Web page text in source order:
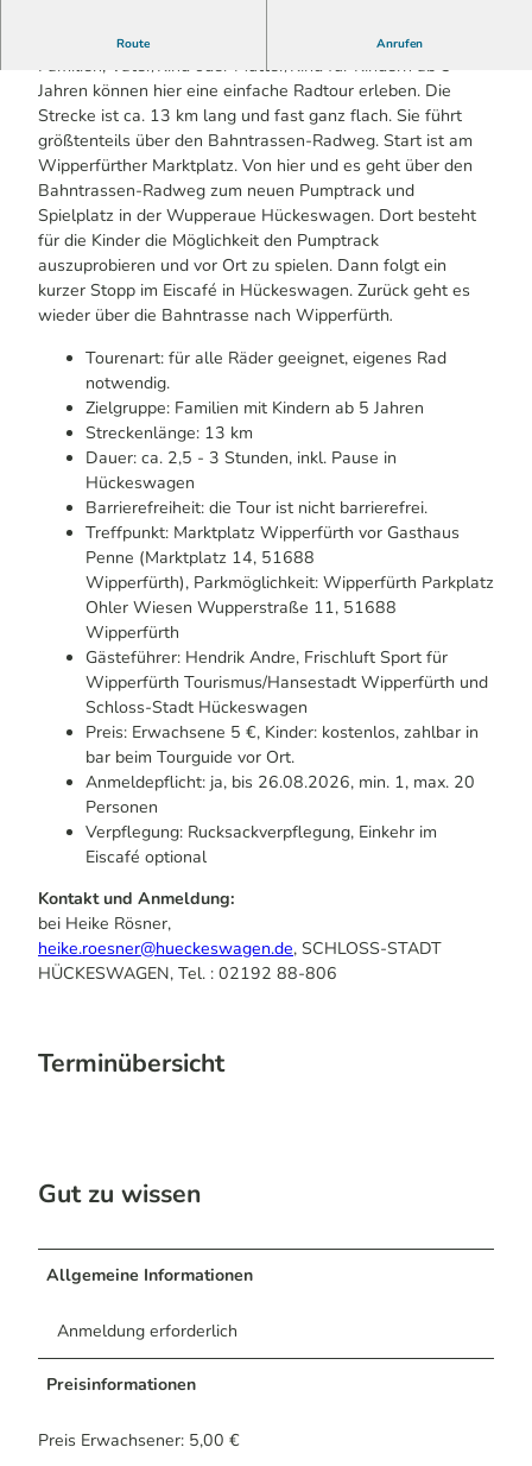
Route Anrufen
Geführte Tour im Rahmen der Bergischen Radwoche
Familien, Vater/Kind oder Mutter/Kind für Kindern ab 5
Jahren können hier eine einfache Radtour erleben. Die
Strecke ist ca. 13 km lang und fast ganz flach. Sie führt
größtenteils über den Bahntrassen-Radweg. Start ist am
Wipperfürther Marktplatz. Von hier und es geht über den
Bahntrassen-Radweg zum neuen Pumptrack und
Spielplatz in der Wupperaue Hückeswagen. Dort besteht
für die Kinder die Möglichkeit den Pumptrack
auszuprobieren und vor Ort zu spielen. Dann folgt ein
kurzer Stopp im Eiscafé in Hückeswagen. Zurück geht es
wieder über die Bahntrasse nach Wipperfürth.
Tourenart: für alle Räder geeignet, eigenes Rad
notwendig.
Zielgruppe: Familien mit Kindern ab 5 Jahren
Streckenlänge: 13 km
Dauer: ca. 2,5 - 3 Stunden, inkl. Pause in
Hückeswagen
Barrierefreiheit: die Tour ist nicht barrierefrei.
Treffpunkt: Marktplatz Wipperfürth vor Gasthaus
Penne (Marktplatz 14, 51688
Wipperfürth), Parkmöglichkeit: Wipperfürth Parkplatz
Ohler Wiesen Wupperstraße 11, 51688
Wipperfürth
Gästeführer: Hendrik Andre, Frischluft Sport für
Wipperfürth Tourismus/Hansestadt Wipperfürth und
Schloss-Stadt Hückeswagen
Preis: Erwachsene 5 €, Kinder: kostenlos, zahlbar in
bar beim Tourguide vor Ort.
Anmeldepflicht: ja, bis 26.08.2026, min. 1, max. 20
Personen
Verpflegung: Rucksackverpflegung, Einkehr im
Eiscafé optional
Kontakt und Anmeldung:
bei Heike Rösner,
heike.roesner@hueckeswagen.de, SCHLOSS-STADT
HÜCKESWAGEN, Tel. : 02192 88-806
Terminübersicht
Gut zu wissen
Allgemeine Informationen
Anmeldung erforderlich
Preisinformationen
Preis Erwachsener: 5,00 €